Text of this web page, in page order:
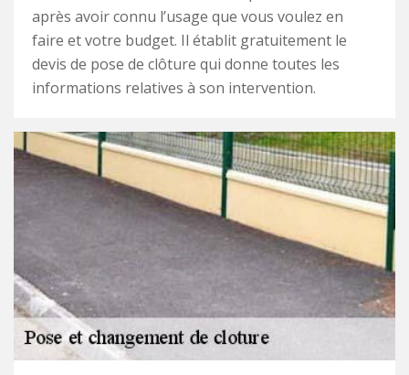
après avoir connu l’usage que vous voulez en
faire et votre budget. Il établit gratuitement le
devis de pose de clôture qui donne toutes les
informations relatives à son intervention.